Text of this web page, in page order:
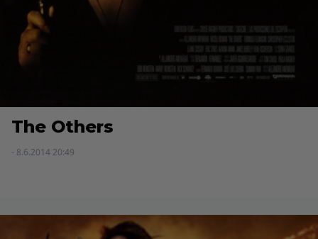
The Others
- 8.6.2014 20:49